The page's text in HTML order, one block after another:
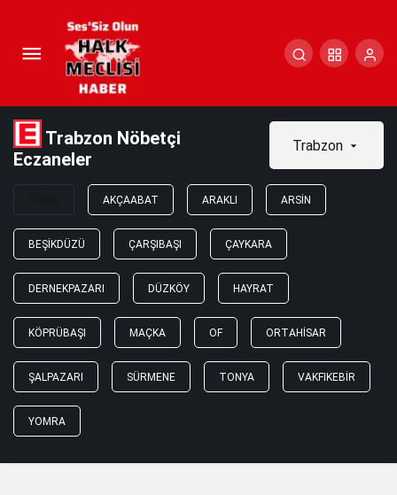
Trabzon Nöbetçi
Eczaneler
Trabzon
AKÇAABAT ARAKLI ARSIN
BEŞIKDÜZÜ ÇARŞIBAŞI ÇAYKARA
DERNEKPAZARI DÜZKÖY HAYRAT
KÖPRÜBAŞI MAÇKA OF ORTAHISAR
ŞALPAZARI SÜRMENE TONYA VAKFIKEBIR
YOMRA